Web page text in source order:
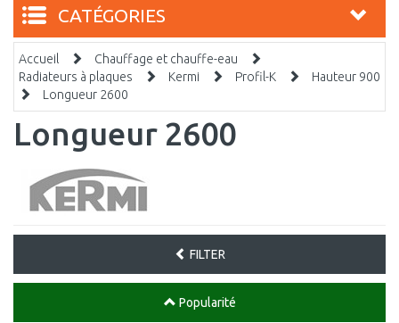
CATÉGORIES
Accueil
Chauffage et chauffe-eau
Radiateurs à plaques
Kermi Profil-K
Hauteur 900
Longueur 2600
Longueur 2600
FILTER
Popularité